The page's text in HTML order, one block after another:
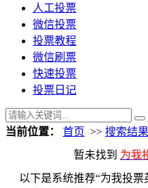
人工投票
微信投票
投票教程
微信刷票
快速投票
投票日记
当前位置： 首页 >> 搜索结果
暂未找到 为我
以下是系统推荐“为我投